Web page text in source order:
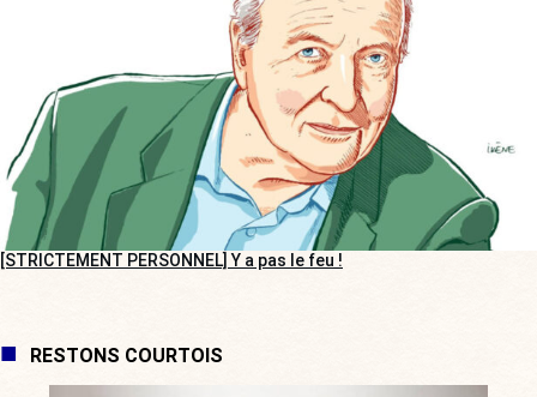
[STRICTEMENT PERSONNEL] Y a pas le feu !
RESTONS COURTOIS